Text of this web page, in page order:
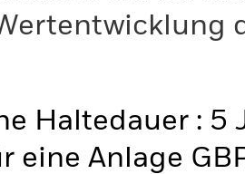
Haltedauer : 5
eine Anlage